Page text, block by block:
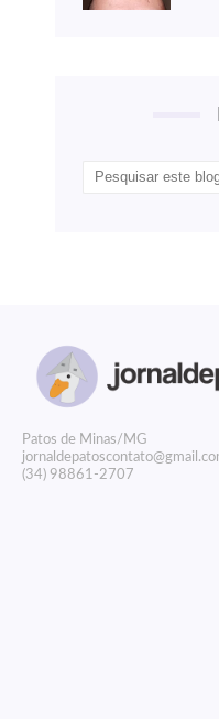
Patos de Minas/MG
(34) 98861-2707